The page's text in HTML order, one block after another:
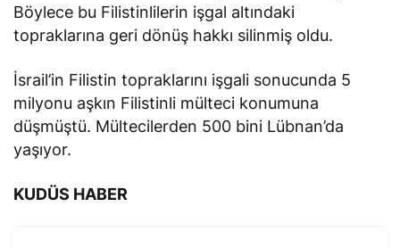
Böylece bu Filistinlilerin işgal altındaki
topraklarına geri dönüş hakkı silinmiş oldu.
İsrail’in Filistin topraklarını işgali sonucunda 5
milyonu aşkın Filistinli mülteci konumuna
düşmüştü. Mültecilerden 500 bini Lübnan’da
yaşıyor.
KUDÜS HABER